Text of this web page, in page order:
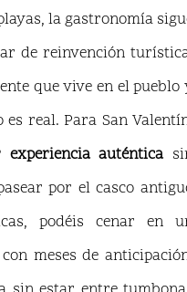
la gastronomía
de reinvención
que vive en el pueblo
real. Para San
experiencia auténtica
por el casco
podéis cenar en
meses de